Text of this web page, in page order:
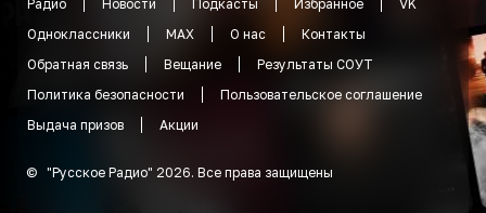
Радио Новости Подкасты Избранное
VK
Одноклассники
MAX О нас
Контакты
Обратная связь
Вещание
Результаты СОУТ
Политика безопасности
Пользовательское соглашение
Выдача призов
Акции
© "Русское Радио" 2026. Все права защищены